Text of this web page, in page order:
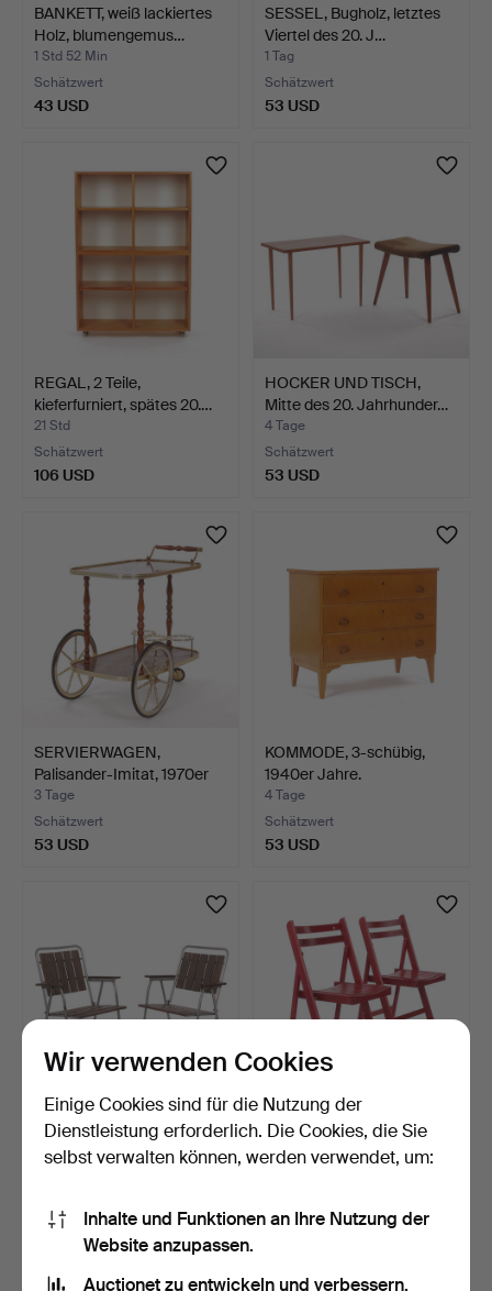
BANKETT, weiß lackiertes
Holz, blumengemus…
1 Std 52 Min
Schätzwert
43 USD
SESSEL, Bugholz, letztes
Viertel des 20. J…
1 Tag
Schätzwert
53 USD
REGAL, 2 Teile,
kieferfurniert, spätes 20.…
21 Std
Schätzwert
106 USD
HOCKER UND TISCH,
Mitte des 20. Jahrhunder…
4 Tage
Schätzwert
53 USD
SERVIERWAGEN,
Palisander-Imitat, 1970er
Ja…
3 Tage
Schätzwert
53 USD
KOMMODE, 3-schübig,
1940er Jahre.
4 Tage
Schätzwert
53 USD
GARTENSTÜHLE, 2 Stk.,
klappbar, Holz und M…
5 Tage
53 USD
KLAPPSTÜHLE, 2 Stk., rot
gebeiztes Holz, C…
4 Tage
43 USD
Wir verwenden Cookies
Einige Cookies sind für die Nutzung der
Dienstleistung erforderlich. Die Cookies, die Sie
selbst verwalten können, werden verwendet, um:
Inhalte und Funktionen an Ihre Nutzung der
Website anzupassen.
Auctionet zu entwickeln und verbessern.